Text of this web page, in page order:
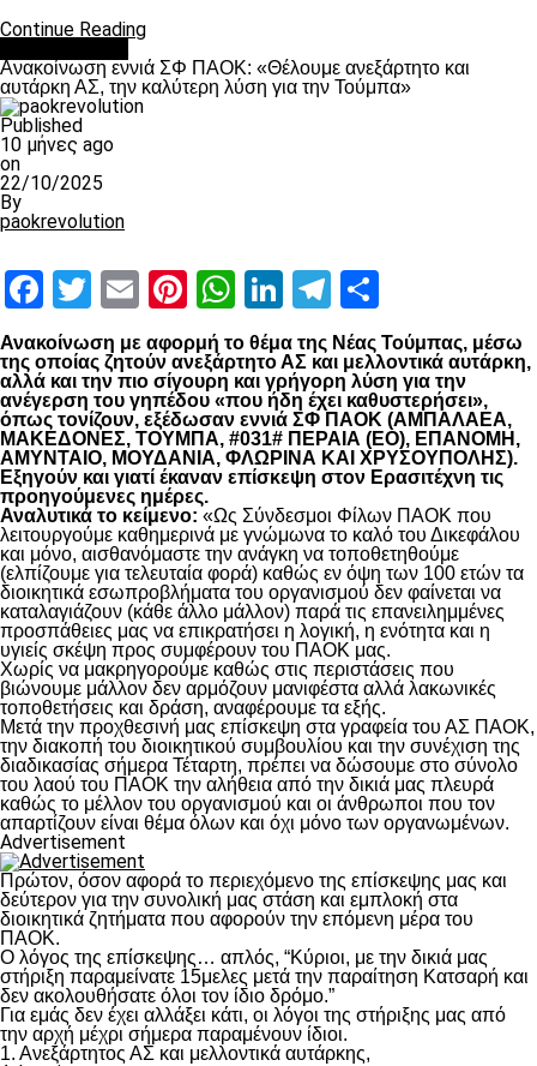
Continue Reading
Ανακοίνωση εννιά ΣΦ ΠΑΟΚ: «Θέλουμε ανεξάρτητο και
αυτάρκη ΑΣ, την καλύτερη λύση για την Τούμπα»
Published
10 μήνες ago
on
22/10/2025
By
paokrevolution
Facebook
Twitter
EmailPinterest
WhatsApp
LinkedIn
Telegram
Ανακοίνωση με αφορμή το θέμα της Νέας Τούμπας, μέσω
της οποίας ζητούν ανεξάρτητο ΑΣ και μελλοντικά αυτάρκη,
αλλά και την πιο σίγουρη και γρήγορη λύση για την
ανέγερση του γηπέδου «που ήδη έχει καθυστερήσει»,
όπως τονίζουν, εξέδωσαν εννιά ΣΦ ΠΑΟΚ (ΑΜΠΑΛΑΕΑ,
ΜΑΚΕΔΟΝΕΣ, ΤΟΥΜΠΑ, #031# ΠΕΡΑΙΑ (ΕΟ), ΕΠΑΝΟΜΗ,
ΑΜΥΝΤΑΙΟ, ΜΟΥΔΑΝΙΑ, ΦΛΩΡΙΝΑ ΚΑΙ ΧΡΥΣΟΥΠΟΛΗΣ).
Εξηγούν και γιατί έκαναν επίσκεψη στον Ερασιτέχνη τις
προηγούμενες ημέρες.
Αναλυτικά το κείμενο: «Ως Σύνδεσμοι Φίλων ΠΑΟΚ που
λειτουργούμε καθημερινά με γνώμωνα το καλό του Δικεφάλου
και μόνο, αισθανόμαστε την ανάγκη να τοποθετηθούμε
(ελπίζουμε για τελευταία φορά) καθώς εν όψη των 100 ετών τα
διοικητικά εσωπροβλήματα του οργανισμού δεν φαίνεται να
καταλαγιάζουν (κάθε άλλο μάλλον) παρά τις επανειλημμένες
προσπάθειες μας να επικρατήσει η λογική, η ενότητα και η
υγιείς σκέψη προς συμφέρουν του ΠΑΟΚ μας.
Χωρίς να μακρηγορούμε καθώς στις περιστάσεις που
βιώνουμε μάλλον δεν αρμόζουν μανιφέστα αλλά λακωνικές
τοποθετήσεις και δράση, αναφέρουμε τα εξής.
Μετά την προχθεσινή μας επίσκεψη στα γραφεία του ΑΣ ΠΑΟΚ,
την διακοπή του διοικητικού συμβουλίου και την συνέχιση της
διαδικασίας σήμερα Τέταρτη, πρέπει να δώσουμε στο σύνολο
του λαού του ΠΑΟΚ την αλήθεια από την δικιά μας πλευρά
καθώς το μέλλον του οργανισμού και οι άνθρωποι που τον
απαρτίζουν είναι θέμα όλων και όχι μόνο των οργανωμένων.
Advertisement
Πρώτον, όσον αφορά το περιεχόμενο της επίσκεψης μας και
δεύτερον για την συνολική μας στάση και εμπλοκή στα
διοικητικά ζητήματα που αφορούν την επόμενη μέρα του
ΠΑΟΚ.
Ο λόγος της επίσκεψης… απλός, “Κύριοι, με την δικιά μας
στήριξη παραμείνατε 15μελες μετά την παραίτηση Κατσαρή και
δεν ακολουθήσατε όλοι τον ίδιο δρόμο.”
Για εμάς δεν έχει αλλάξει κάτι, οι λόγοι της στήριξης μας από
την αρχή μέχρι σήμερα παραμένουν ίδιοι.
1. Ανεξάρτητος ΑΣ και μελλοντικά αυτάρκης,